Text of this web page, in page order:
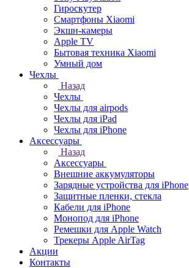
Гироскутер
Смартфоны Xiaomi
Экшн-камеры
Apple TV
Бытовая техника Xiaomi
Умный дом
Чехлы
Назад
Чехлы
Чехлы для airpods
Чехлы для iPad
Чехлы для iPhone
Аксессуары
Назад
Аксессуары
Внешние аккумуляторы
Зарядные устройства для iPhone
Защитные пленки, стекла
Кабели для iPhone
Монопод для iPhone
Ремешки для Apple Watch
Трекеры Apple AirTag
Акции
Контакты